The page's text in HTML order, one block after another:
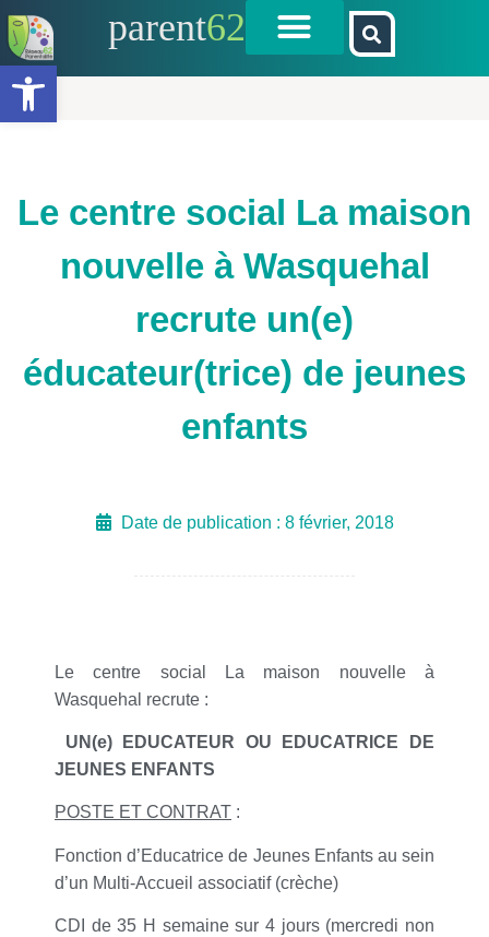
Ouvrir la barre d’outils
parent62
Le centre social La maison
nouvelle à Wasquehal
recrute un(e)
éducateur(trice) de jeunes
enfants
Date de publication : 8 février, 2018
Le centre social La maison nouvelle à
Wasquehal recrute :
UN(e) EDUCATEUR OU EDUCATRICE DE
JEUNES ENFANTS
POSTE ET CONTRAT :
Fonction d’Educatrice de Jeunes Enfants au sein
d’un Multi-Accueil associatif (crèche)
CDI de 35 H semaine sur 4 jours (mercredi non